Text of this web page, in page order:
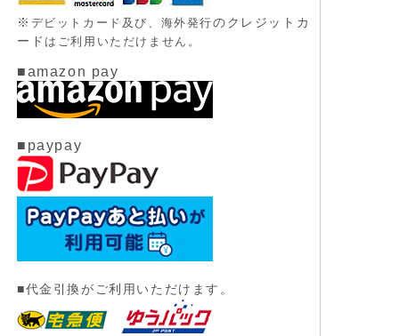
※ デビットカード及び、 海外発行のクレジットカ
ード はご利用いただけません。
■amazon pay
■paypay
■代金引換がご利用いただけます。